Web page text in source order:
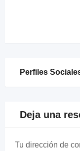
Perfiles
Deja una
Tu dirección de